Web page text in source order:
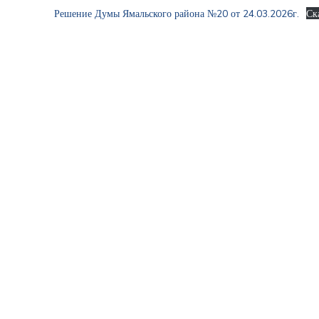
Решение Думы Ямальского района №20 от 24.03.2026г.